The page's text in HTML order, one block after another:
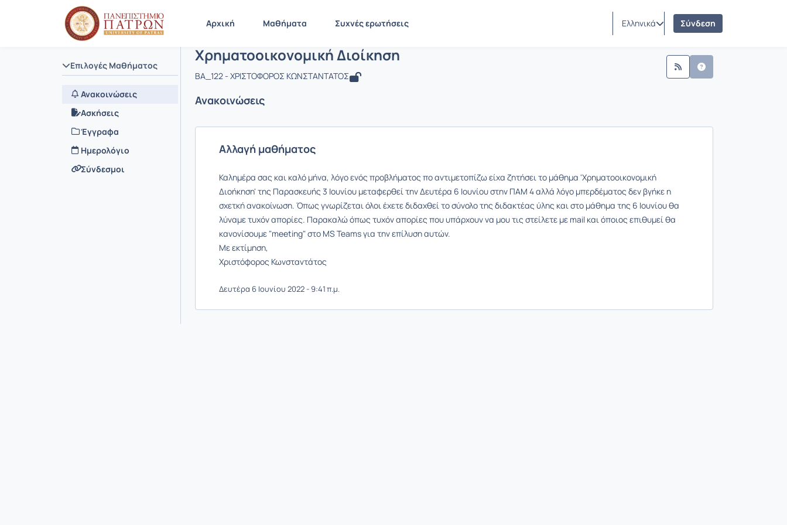
Αρχική Μαθήματα Συχνές ερωτήσεις Ελληνικά Σύνδεση
Επιλογές Μαθήματος
Ανακοινώσεις
Ασκήσεις
Έγγραφα
Ημερολόγιο
Σύνδεσμοι
Αρχική Σελίδα Χρηματοοικονομική Διοίκηση Ανακοινώσεις
Μάθημα : Χρηματοοικονομική Διοίκηση
Κωδικός : BMA646
Χρηματοοικονομική Διοίκηση
ΒΑ_122 - ΧΡΙΣΤΟΦΟΡΟΣ ΚΩΝΣΤΑΝΤΑΤΟΣ
Ανακοινώσεις
Αλλαγή μαθήματος
Καλημέρα σας και καλό μήνα, λόγο ενός προβλήματος πο αντιμετοπίζω είχα ζητήσει το μάθημα 'Χρηματοοικονομική
Διοήκηση' της Παρασκευής 3 Ιουνίου μεταφερθεί την Δευτέρα 6 Ιουνίου στην ΠΑΜ 4 αλλά λόγο μπερδέματος δεν βγήκε η
σχετκή ανακοίνωση. Όπως γνωρίζεται όλοι έχετε διδαχθεί το σύνολο της διδακτέας ύλης και στο μάθημα της 6 Ιουνίου θα
λύναμε τυχόν απορίες. Παρακαλώ όπως τυχόν απορίες που υπάρχουν να μου τις στείλετε με mail και όποιος επιθυμεί θα
κανονίσουμε "meeting" στο MS Teams για την επίλυση αυτών.
Με εκτίμηση,
Χριστόφορος Κωνσταντάτος
Δευτέρα 6 Ιουνίου 2022 - 9:41 π.μ.